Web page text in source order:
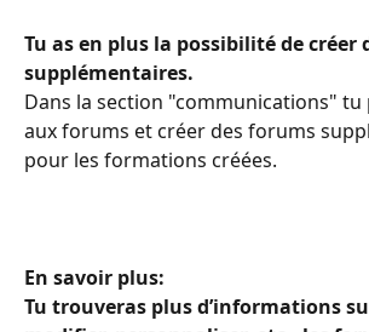
Tu as en plus la possibilité de créer
supplémentaires.
Dans la section "communications" tu
aux forums et créer des forums
pour les formations créées.
En savoir plus:
Tu trouveras plus d’informations